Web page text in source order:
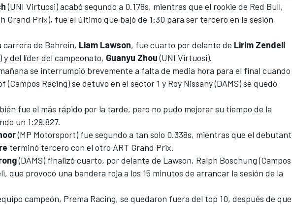
(UNI Virtuosi) acabó segundo a 0.178s, mientras que el rookie de Red Bull,
Grand Prix), fue el último que bajó de 1:30 para ser tercero en la sesión
carrera de Bahrein, Liam Lawson, fue cuarto por delante de Lirim Zendeli
y del líder del campeonato, Guanyu Zhou(UNI Virtuosi).
se interrumpió brevemente a falta de media hora para el final cuando
(Campos Racing) se detuvo en el sector 1 y Roy Nissany (DAMS) se quedó
fue el más rápido por la tarde, pero no pudo mejorar su tiempo de la
un 1:29.827.
(MP Motorsport) fue segundo a tan solo 0.338s, mientras que el
terminó tercero con el otro ART Grand Prix.
(DAMS) finalizó cuarto, por delante de Lawson, Ralph Boschung (Campos
que provocó una bandera roja a los 15 minutos de arrancar la sesión de la
campeón, Prema Racing, se quedaron fuera del top 10, después de que